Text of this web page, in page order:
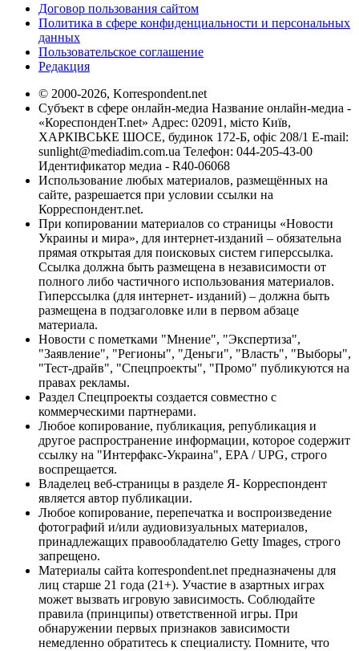
Договор пользования сайтом
Политика в сфере конфиденциальности и персональных
данных
Пользовательское соглашение
Редакция
© 2000-2026, Korrespondent.net
Субъект в сфере онлайн-медиа Название онлайн-медиа -
«КореспонденТ.net» Адрес: 02091, місто Київ,
ХАРКІВСЬКЕ ШОСЕ, будинок 172-Б, офіс 208/1 E-mail:
sunlight@mediadim.com.ua Телефон: 044-205-43-00
Идентификатор медиа - R40-06068
Использование любых материалов, размещённых на
сайте, разрешается при условии ссылки на
Корреспондент.net.
При копировании материалов со страницы «Новости
Украины и мира», для интернет-изданий – обязательна
прямая открытая для поисковых систем гиперссылка.
Ссылка должна быть размещена в независимости от
полного либо частичного использования материалов.
Гиперссылка (для интернет- изданий) – должна быть
размещена в подзаголовке или в первом абзаце
материала.
Новости с пометками "Мнение", "Экспертиза",
"Заявление", "Регионы", "Деньги", "Власть", "Выборы",
"Тест-драйв", "Спецпроекты", "Промо" публикуются на
правах рекламы.
Раздел Спецпроекты создается совместно с
коммерческими партнерами.
Любое копирование, публикация, републикация и
другое распространение информации, которое содержит
ссылку на "Интерфакс-Украина", EPA / UPG, строго
воспрещается.
Владелец веб-страницы в разделе Я- Корреспондент
является автор публикации.
Любое копирование, перепечатка и воспроизведение
фотографий и/или аудиовизуальных материалов,
принадлежащих правообладателю Getty Images, строго
запрещено.
Материалы сайта korrespondent.net предназначены для
лиц старше 21 года (21+). Участие в азартных играх
может вызвать игровую зависимость. Соблюдайте
правила (принципы) ответственной игры. При
обнаружении первых признаков зависимости
немедленно обратитесь к специалисту. Помните, что